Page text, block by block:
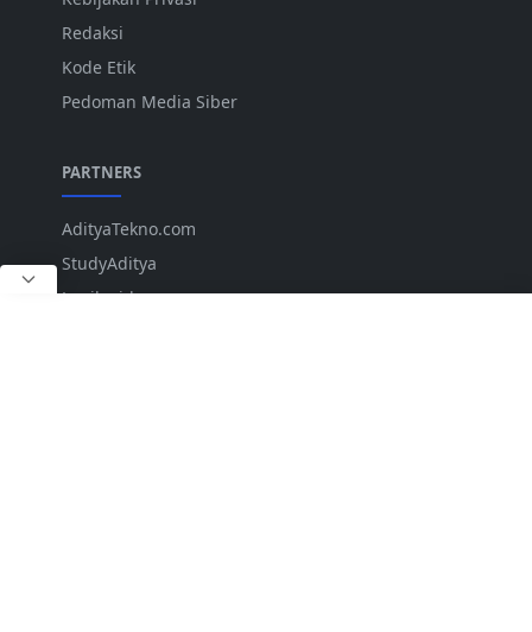
Redaksi
Kode Etik
Pedoman Media Siber
PARTNERS
AdityaTekno.com
StudyAditya
Lepiku.id